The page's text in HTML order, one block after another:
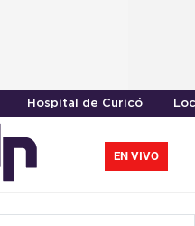
Hospital de Curicó
EN VIVO